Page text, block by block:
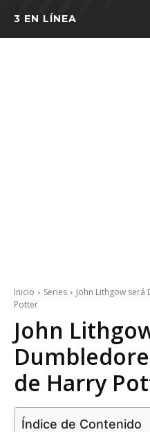
3 EN LÍNEA
Inicio Series
John Lithgow
Potter
John
de Harry
Índice de Contenido